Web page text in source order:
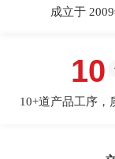
成立于
10
10+道产品工序，